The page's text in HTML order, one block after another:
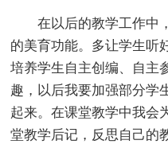
在以后的教学工作中
的美育功能。多让学生听
培养学生自主创编、自主
趣，以后我要加强部分学
起来。在课堂教学中我会
堂教学后记，反思自己的